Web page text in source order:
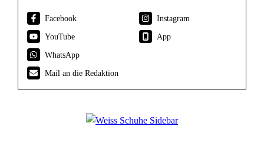
Facebook
Instagram
YouTube
App
WhatsApp
Mail an die Redaktion